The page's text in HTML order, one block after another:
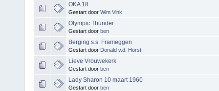
OKA 18
Gestart door Wim Vink
Olympic Thunder
Gestart door ben
Berging s.s. Frameggen
Gestart door Donald v.d. Horst
Lieve Vrouwekerk
Gestart door ben
Lady Sharon 10 maart 1960
Gestart door ben